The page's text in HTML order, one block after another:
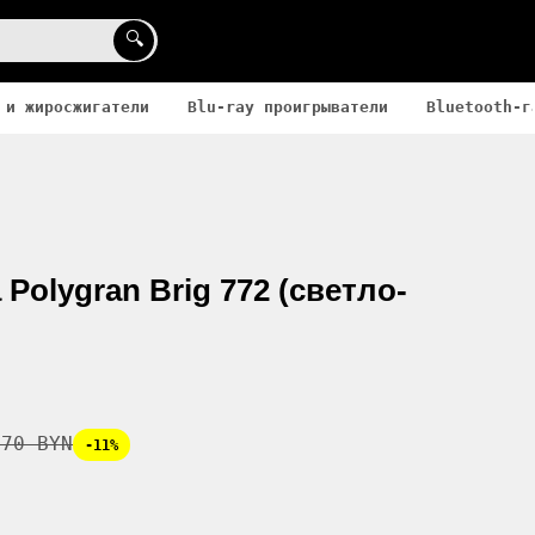
🔍
жиросжигатели Blu-ray проигрыватели Bluetooth-
Brig 772 (светло-
BYN -11%